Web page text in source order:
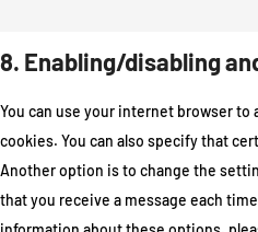
8. Enabling/disabling
You can use your internet browser to
cookies. You can also specify that
Another option is to change the
that you receive a message each